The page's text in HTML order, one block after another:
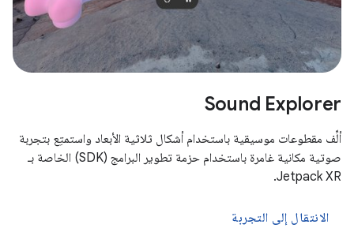
Sound Explorer
ألِّف مقطوعات موسيقية باستخدام أشكال ثلاثية الأبعاد واستمتِع بتجربة
صوتية مكانية غامرة باستخدام حزمة تطوير البرامج (SDK) الخاصة بـ
Jetpack XR.
الانتقال إلى التجربة